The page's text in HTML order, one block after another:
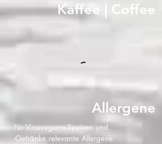
Kaffee | Coffee
Allergene
Für Vinavegana-Speisen und
-Getränke relevante Allergene